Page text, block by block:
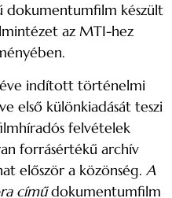
készült
az MTI-hez
indított történelmi
első különkiadását teszi
felvételek
forrásértékű archív
először a közönség. A
címűdokumentumfilm